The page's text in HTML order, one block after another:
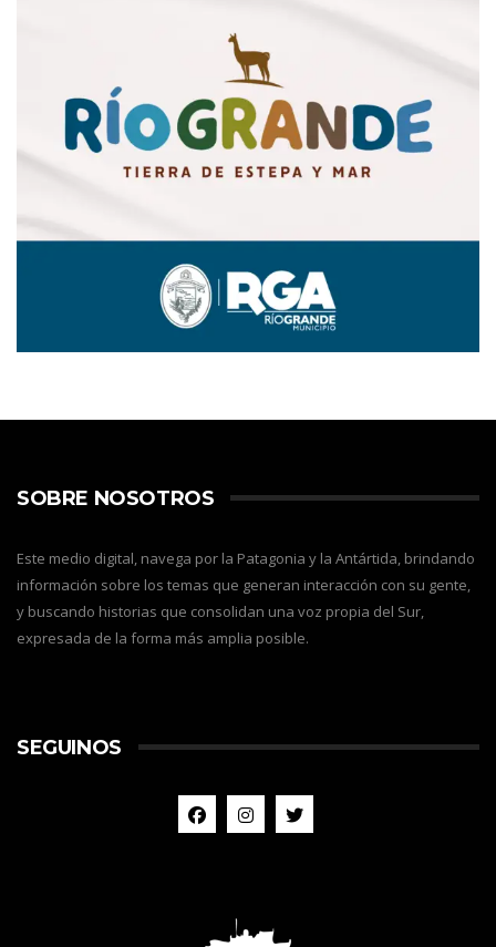
SOBRE NOSOTROS
Este medio digital, navega por la Patagonia y la Antártida, brindando
información sobre los temas que generan interacción con su gente,
y buscando historias que consolidan una voz propia del Sur,
expresada de la forma más amplia posible.
SEGUINOS